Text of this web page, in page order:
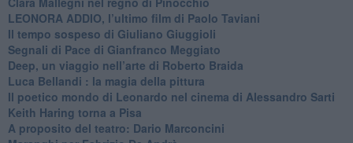
​LEONORA ADDIO, l’ultimo film di Paolo Taviani
Il tempo sospeso di Giuliano Giuggioli
Segnali di Pace di Gianfranco Meggiato
​Deep, un viaggio nell’arte di Roberto Braida
​Luca Bellandi : la magia della pittura
​Il poetico mondo di Leonardo nel cinema di Alessandro Sarti
​Keith Haring torna a Pisa
​A proposito del teatro: Dario Marconcini